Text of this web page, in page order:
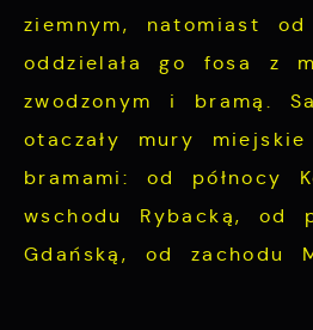
ziemnym, natomiast od
oddzielała go fosa z
zwodzonym i bramą.
otaczały mury
bramami: od północy
wschodu Rybacką, od
Gdańską, od zachodu